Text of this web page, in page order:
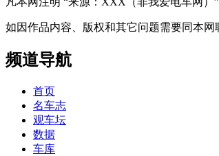
如因作品内容、版权和其它问题需要同本网
频道导航
首页
名车志
观车坛
数据
车库